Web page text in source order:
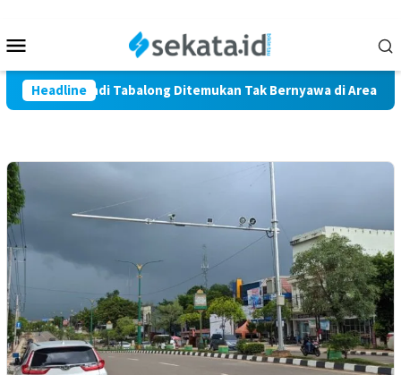
konten
Mobile
Headline
Marindi Tabalong Ditemukan Tak Bernyawa di Area